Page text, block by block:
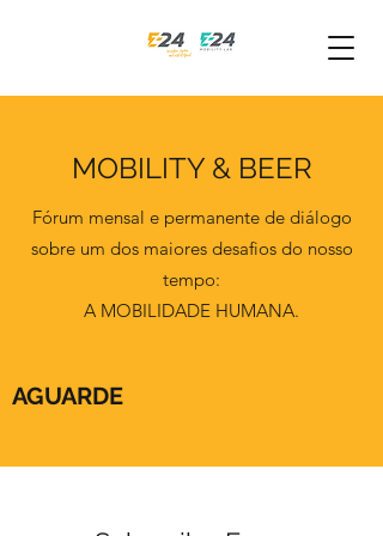
MOBILITY & BEER
Fórum mensal e permanente de diálogo
sobre um dos maiores desafios do nosso
tempo:
A MOBILIDADE HUMANA.
AGUARDE